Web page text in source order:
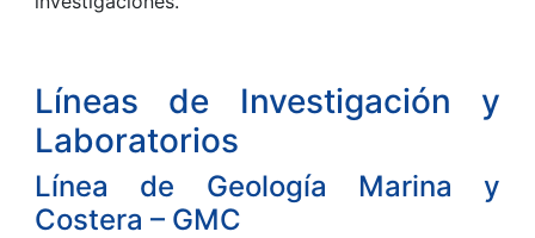
Líneas de Investigación y
Laboratorios
Línea de Geología Marina y
Costera – GMC